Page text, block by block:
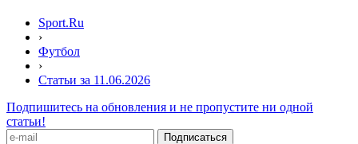
Sport.Ru
›
Футбол
›
Статьи за 11.06.2026
Подпишитесь на обновления и не пропустите ни одной
статьи!